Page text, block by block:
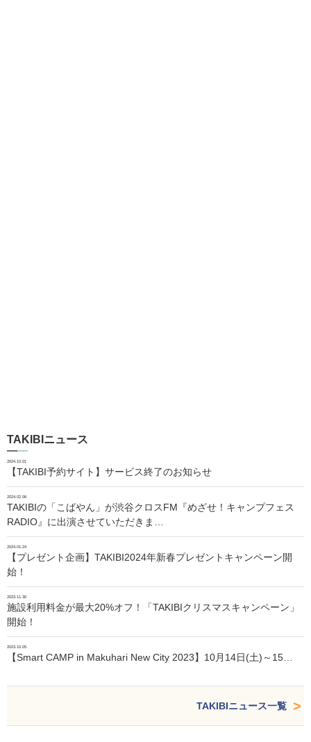
TAKIBIニュース
2024.10.01
【TAKIBI予約サイト】サービス終了のお知らせ
2024.02.06
TAKIBIの「こばやん」が渋谷クロスFM『めざせ！キャンプフェス
RADIO』に出演させていただきま…
2024.01.24
【プレゼント企画】TAKIBI2024年新春プレゼントキャンペーン開
始！
2023.11.30
施設利用料金が最大20%オフ！「TAKIBIクリスマスキャンペーン」
開始！
2023.10.05
【Smart CAMP in Makuhari New City 2023】10月14日(土)～15…
TAKIBIニュース一覧